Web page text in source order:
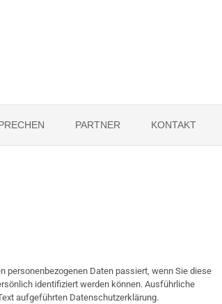
PARTNER KONTAKT
personenbezogenen Daten passiert, wenn Sie diese
identifiziert werden können. Ausführliche
aufgeführten Datenschutzerklärung.